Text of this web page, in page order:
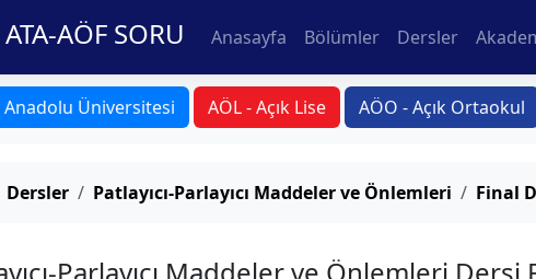
ATA-AÖF SORU Anasayfa Bölümler Dersler
Anadolu Üniversitesi AÖL - Açık Lise AÖO - Açık Ortaokul
Dersler Patlayıcı-Parlayıcı Maddeler ve Önlemleri Final